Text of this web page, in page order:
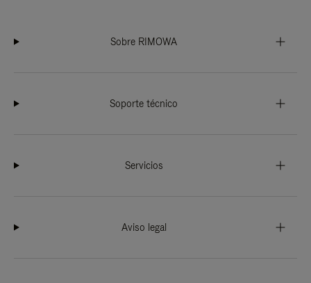
Sobre RIMOWA
Soporte técnico
Servicios
Aviso legal